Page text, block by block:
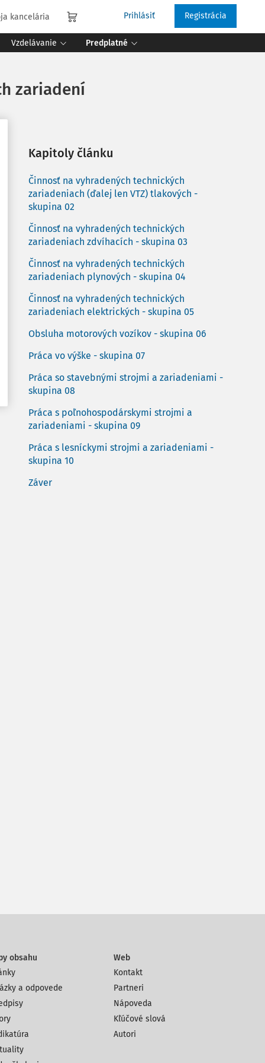
kancelária Prihlásiť Registrácia
Vzdelávanie Predplatné
zariadení
Kapitoly článku
Činnosť na vyhradených technických
zariadeniach (ďalej len VTZ) tlakových -
skupina 02
Činnosť na vyhradených technických
zariadeniach zdvíhacích - skupina 03
Činnosť na vyhradených technických
zariadeniach plynových - skupina 04
Činnosť na vyhradených technických
zariadeniach elektrických - skupina 05
Obsluha motorových vozíkov - skupina 06
Práca vo výške - skupina 07
Práca so stavebnými strojmi a zariadeniami -
skupina 08
Práca s poľnohospodárskymi strojmi a
zariadeniami - skupina 09
Práca s lesníckymi strojmi a zariadeniami -
skupina 10
Záver
obsahu
a odpovede
Web
Kontakt
Partneri
Nápoveda
Kľúčové slová
Autori